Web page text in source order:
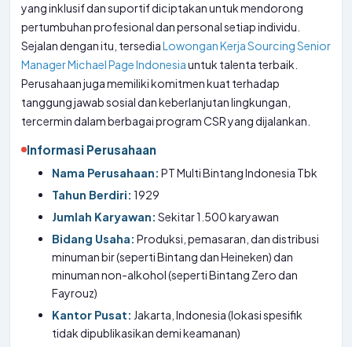
yang inklusif dan suportif diciptakan untuk mendorong
pertumbuhan profesional dan personal setiap individu.
Sejalan dengan itu, tersediaLowongan Kerja Sourcing Senior
Manager Michael Page Indonesiauntuk talenta terbaik.
Perusahaan juga memiliki komitmen kuat terhadap
tanggung jawab sosial dan keberlanjutan lingkungan,
tercermin dalam berbagai program CSR yang dijalankan.
Informasi Perusahaan
Nama Perusahaan: PT Multi Bintang Indonesia Tbk
Tahun Berdiri: 1929
Jumlah Karyawan: Sekitar 1.500 karyawan
Bidang Usaha: Produksi, pemasaran, dan distribusi
minuman bir (seperti Bintang dan Heineken) dan
minuman non-alkohol (seperti Bintang Zero dan
Fayrouz)
Kantor Pusat: Jakarta, Indonesia (lokasi spesifik
tidak dipublikasikan demi keamanan)